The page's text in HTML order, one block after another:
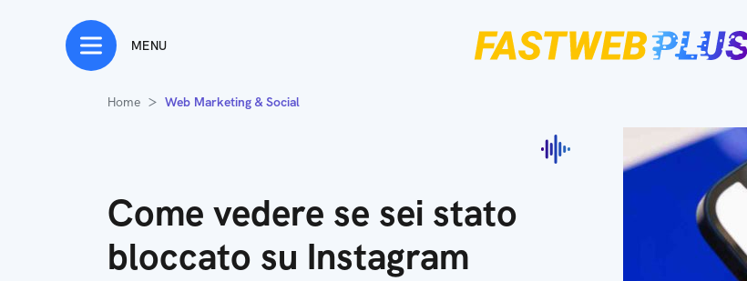
MENU
Home Web Marketing & Social
Come vedere se sei stato
bloccato su Instagram